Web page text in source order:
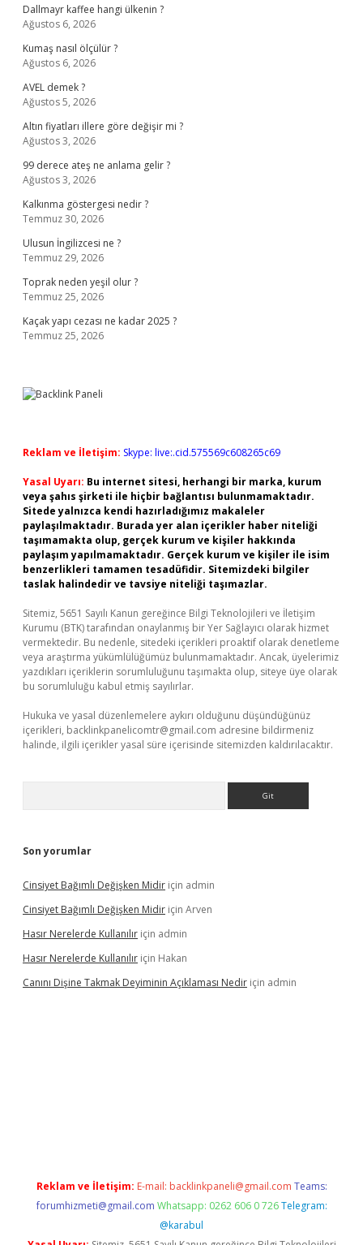
Dallmayr kaffee hangi ülkenin ?
Ağustos 6, 2026
Kumaş nasıl ölçülür ?
Ağustos 6, 2026
AVEL demek ?
Ağustos 5, 2026
Altın fiyatları illere göre değişir mi ?
Ağustos 3, 2026
99 derece ateş ne anlama gelir ?
Ağustos 3, 2026
Kalkınma göstergesi nedir ?
Temmuz 30, 2026
Ulusun İngilizcesi ne ?
Temmuz 29, 2026
Toprak neden yeşil olur ?
Temmuz 25, 2026
Kaçak yapı cezası ne kadar 2025 ?
Temmuz 25, 2026
Reklam ve İletişim: Skype: live:.cid.575569c608265c69
Yasal Uyarı: Bu internet sitesi, herhangi bir marka, kurum
veya şahıs şirketi ile hiçbir bağlantısı bulunmamaktadır.
Sitede yalnızca kendi hazırladığımız makaleler
paylaşılmaktadır. Burada yer alan içerikler haber niteliği
taşımamakta olup, gerçek kurum ve kişiler hakkında
paylaşım yapılmamaktadır. Gerçek kurum ve kişiler ile isim
benzerlikleri tamamen tesadüfidir. Sitemizdeki bilgiler
taslak halindedir ve tavsiye niteliği taşımazlar.
Sitemiz, 5651 Sayılı Kanun gereğince Bilgi Teknolojileri ve İletişim
Kurumu (BTK) tarafından onaylanmış bir Yer Sağlayıcı olarak hizmet
vermektedir. Bu nedenle, sitedeki içerikleri proaktif olarak denetleme
veya araştırma yükümlülüğümüz bulunmamaktadır. Ancak, üyelerimiz
yazdıkları içeriklerin sorumluluğunu taşımakta olup, siteye üye olarak
bu sorumluluğu kabul etmiş sayılırlar.
Hukuka ve yasal düzenlemelere aykırı olduğunu düşündüğünüz
içerikleri, backlinkpanelicomtr@gmail.com adresine bildirmeniz
halinde, ilgili içerikler yasal süre içerisinde sitemizden kaldırılacaktır.
Son yorumlar
Cinsiyet Bağımlı Değişken Midir için admin
Cinsiyet Bağımlı Değişken Midir için Arven
Hasır Nerelerde Kullanılır için admin
Hasır Nerelerde Kullanılır için Hakan
Canını Dişine Takmak Deyiminin Açıklaması Nedir için admin
Reklam ve İletişim: E-mail: backlinkpaneli@gmail.com Teams:
forumhizmeti@gmail.com Whatsapp: 0262 606 0 726 Telegram:
@karabul